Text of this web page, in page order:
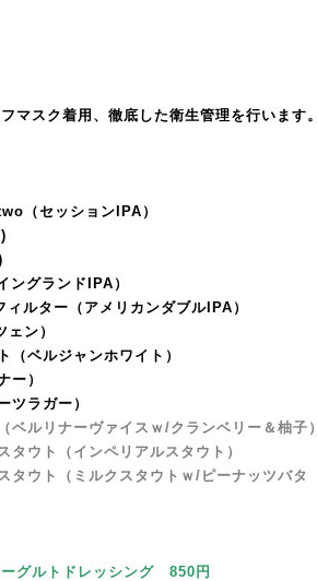
スク着用、徹底した衛生管理を行います。
（セッションIPA）
グランドIPA）
ルター（アメリカンダブルIPA）
ン）
ベルジャンホワイト）
ー）
ラガー）
ルリナーヴァイスｗ/クランベリー＆柚子）
ウト（インペリアルスタウト）
ウト（ミルクスタウトｗ/ピーナッツバタ
グルトドレッシング 850円